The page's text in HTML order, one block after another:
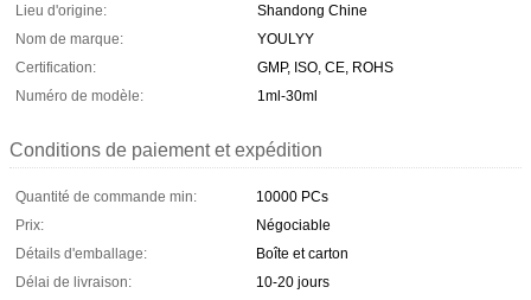
Lieu d'origine:
Shandong Chine
Nom de marque:
YOULYY
Certification:
GMP, ISO, CE, ROHS
Numéro de modèle:
1ml-30ml
Conditions de paiement et expédition
Quantité de commande min:
10000 PCs
Prix:
Négociable
Détails d'emballage:
Boîte et carton
Délai de livraison:
10-20 jours